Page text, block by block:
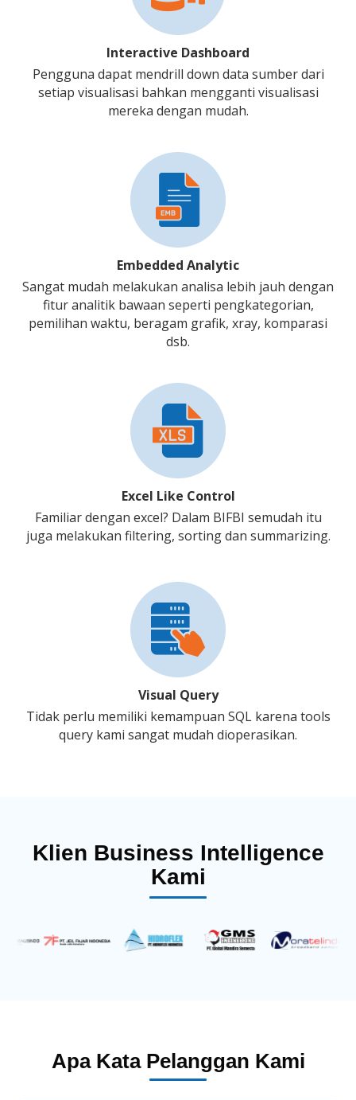
Interactive Dashboard
Pengguna dapat mendrill down data sumber dari
setiap visualisasi bahkan mengganti visualisasi
mereka dengan mudah.
Embedded Analytic
Sangat mudah melakukan analisa lebih jauh dengan
fitur analitik bawaan seperti pengkategorian,
pemilihan waktu, beragam grafik, xray, komparasi
dsb.
Excel Like Control
Familiar dengan excel? Dalam BIFBI semudah itu
juga melakukan filtering, sorting dan summarizing.
Visual Query
Tidak perlu memiliki kemampuan SQL karena tools
query kami sangat mudah dioperasikan.
Klien Business Intelligence
Kami
Apa Kata Pelanggan Kami